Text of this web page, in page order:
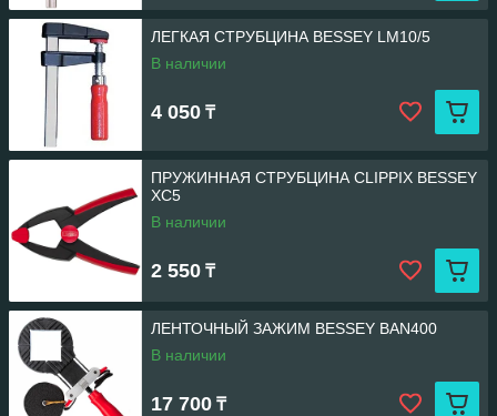
ЛЕГКАЯ СТРУБЦИНА BESSEY LM10/5
В наличии
4 050 ₸
ПРУЖИННАЯ СТРУБЦИНА CLIPPIX BESSEY
XC5
В наличии
2 550 ₸
ЛЕНТОЧНЫЙ ЗАЖИМ BESSEY BAN400
В наличии
17 700 ₸